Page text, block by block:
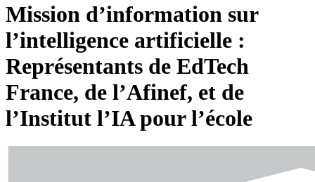
Mission d’information sur
l’intelligence artificielle :
Représentants de EdTech
France, de l’Afinef, et de
l’Institut l’IA pour l’école